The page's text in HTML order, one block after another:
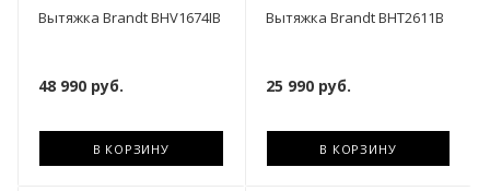
Вытяжка Brandt BHV1674IB
48 990 руб.
В КОРЗИНУ
Вытяжка Brandt BHT2611B
25 990руб.
В КОРЗИНУ